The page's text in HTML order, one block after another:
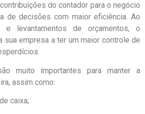
do contador para o negócio
de decisões com maior eficiência. Ao
e levantamentos de orçamentos, o
sua empresa a ter um maior controle de
muito importantes para manter a
assim como:
caixa;